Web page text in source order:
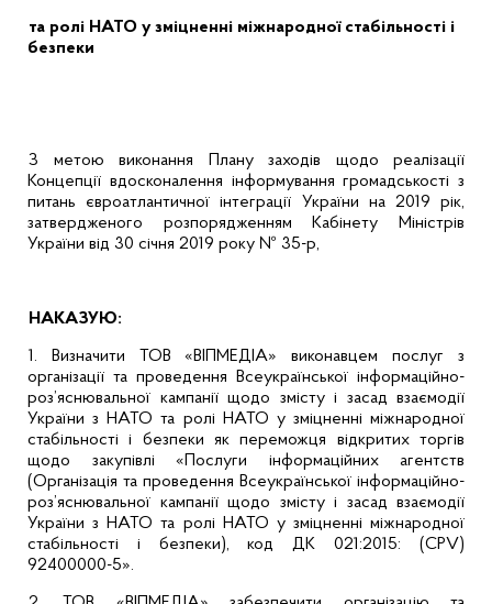
та ролі НАТО у зміцненні міжнародної стабільності і
безпеки
З метою виконання Плану заходів щодо реалізації
Концепції вдосконалення інформування громадськості з
питань євроатлантичної інтеграції України на 2019 рік,
затвердженого розпорядженням Кабінету Міністрів
України від 30 січня 2019 року № 35-р,
НАКАЗУЮ:
1. Визначити ТОВ «ВІПМЕДІА» виконавцем послуг з
організації та проведення Всеукраїнської інформаційно-
роз’яснювальної кампанії щодо змісту і засад взаємодії
України з НАТО та ролі НАТО у зміцненні міжнародної
стабільності і безпеки як переможця відкритих торгів
щодо закупівлі «Послуги інформаційних агентств
(Організація та проведення Всеукраїнської інформаційно-
роз’яснювальної кампанії щодо змісту і засад взаємодії
України з НАТО та ролі НАТО у зміцненні міжнародної
стабільності і безпеки), код ДК 021:2015: (CPV)
92400000-5».